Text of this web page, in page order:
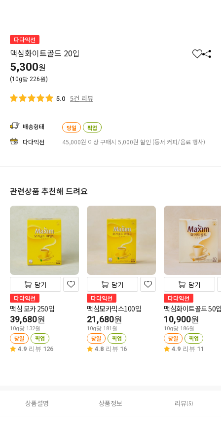
다다익선
맥심화이트골드 20입
찜 공
5,300원
(10g당 226원)
5.0 5건 리뷰
배송형태 당일 픽업
다다익선 45,000원 이상 구매시 5,000원 할인 (동서 커피/음료 행사)
관련상품 추천해 드려요
담기
다다익선
맥심 모카 250입
39,680원
10g당 132원
당일 픽업
4.9 리뷰 126
담기
다다익선
맥심모카믹스100입
21,680원
10g당 181원
당일 픽업
4.8 리뷰 16
담기
다다익선
맥심화이트골드 50
10,900원
10g당 186원
당일 픽업
4.9 리뷰 11
상품설명 상품정보 리뷰(5)